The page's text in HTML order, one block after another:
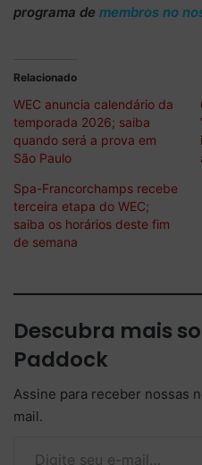
programa de membros no
Relacionado
WEC anuncia calendário da
temporada 2026; saiba
quando será a prova em
São Paulo
Spa-Francorchamps recebe
terceira etapa do WEC;
saiba os horários deste fim
de semana
Descubra mais
Paddock
Assine para receber nossas
mail.